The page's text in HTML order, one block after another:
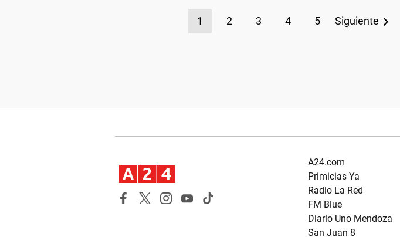
1 2 3 4 5 Siguiente
A24.com
Primicias Ya
Radio La Red
FM Blue
Diario Uno Mendoza
San Juan 8